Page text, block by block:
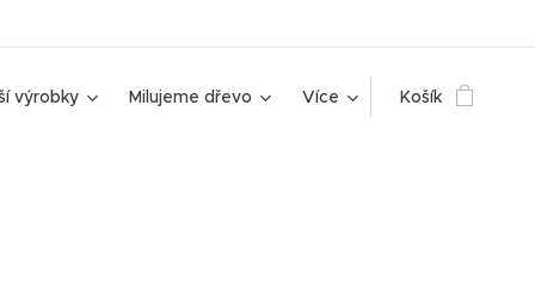
výrobky Milujeme dřevo Více Košík